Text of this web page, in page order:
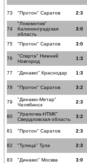
73 "Протон" Саратов 2:3
74
"Локомотив"
Калининградская
область
3:0
75 "Протон" Саратов 3:0
76
"Спарта" Нижний
Новгород
1:3
77 "Динамо" Краснодар 1:3
78 "Протон" Саратов 3:2
79
"Динамо-Метар"
Челябинск
2:3
80
"Уралочка-НТМК"
Свердловская область
3:2
81 "Протон" Саратов 2:3
82 "Тулица" Тула 2:3
83 "Динамо" Москва 3:0